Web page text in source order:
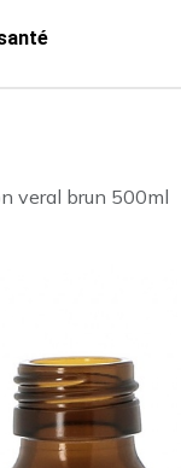
veral brun 500ml